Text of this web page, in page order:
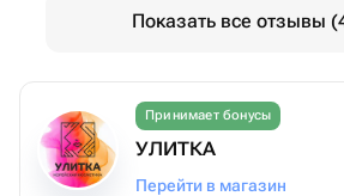
Показать все отзывы
Принимает бонусы
УЛИТКА
Перейти в магазин